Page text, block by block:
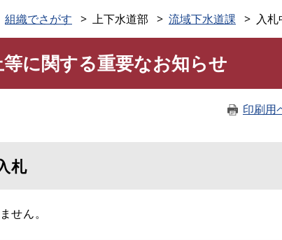
組織でさがす 上下水道部 流域下水道課 入
等に関する重要なお知らせ
印刷用
札
せん。